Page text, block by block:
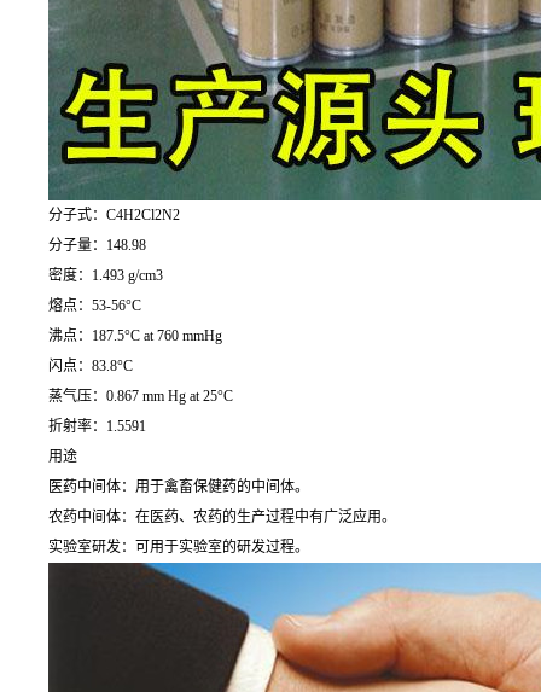
分子式：C4H2Cl2N2
分子量：148.98
密度：1.493 g/cm3
熔点：53-56°C
沸点：187.5°C at 760 mmHg
闪点：83.8°C
蒸气压：0.867 mm Hg at 25°C
折射率：1.5591
用途
医药中间体：用于禽畜保健药的中间体。
农药中间体：在医药、农药的生产过程中有广泛应用。
实验室研发：可用于实验室的研发过程。